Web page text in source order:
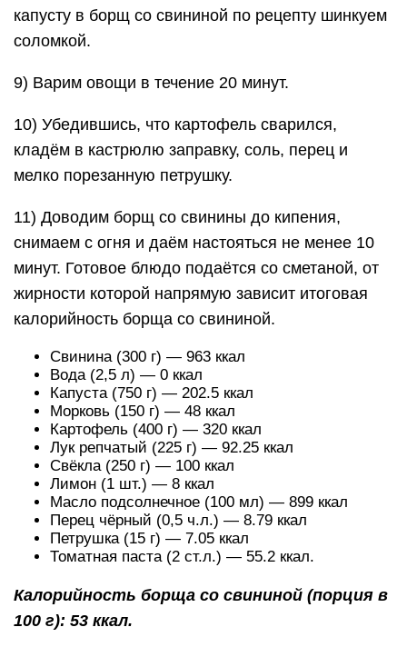
капусту в борщ со свининой по рецепту шинкуем
соломкой.
9) Варим овощи в течение 20 минут.
10) Убедившись, что картофель сварился,
кладём в кастрюлю заправку, соль, перец и
мелко порезанную петрушку.
11) Доводим борщ со свинины до кипения,
снимаем с огня и даём настояться не менее 10
минут. Готовое блюдо подаётся со сметаной, от
жирности которой напрямую зависит итоговая
калорийность борща со свининой.
Свинина (300 г) — 963 ккал
Вода (2,5 л) — 0 ккал
Капуста (750 г) — 202.5 ккал
Морковь (150 г) — 48 ккал
Картофель (400 г) — 320 ккал
Лук репчатый (225 г) — 92.25 ккал
Свёкла (250 г) — 100 ккал
Лимон (1 шт.) — 8 ккал
Масло подсолнечное (100 мл) — 899 ккал
Перец чёрный (0,5 ч.л.) — 8.79 ккал
Петрушка (15 г) — 7.05 ккал
Томатная паста (2 ст.л.) — 55.2 ккал.
Калорийность борща со свининой (порция в
100 г): 53 ккал.